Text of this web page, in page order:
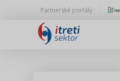
Partnerské portály